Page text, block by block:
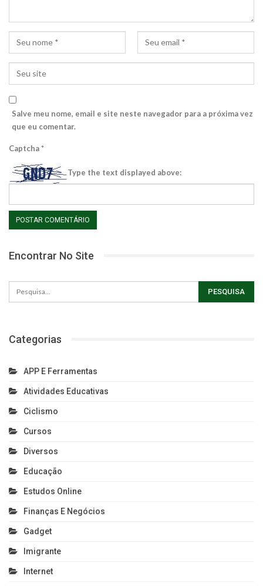
Salve meu nome, email e site neste navegador para a próxima vez
que eu comentar.
Captcha*
Type the text displayed above:
Encontrar No Site
Categorias
APP E Ferramentas
Atividades Educativas
Ciclismo
Cursos
Diversos
Educação
Estudos Online
Finanças E Negócios
Gadget
Imigrante
Internet